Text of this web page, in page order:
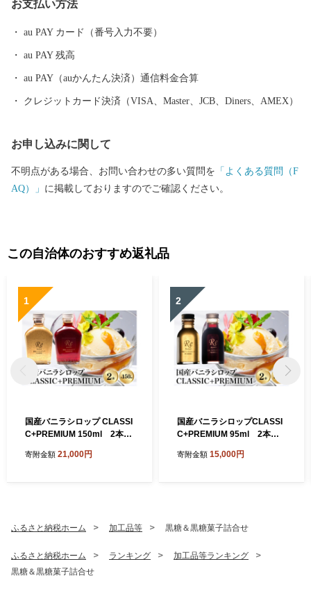
崎町や潮崎町など広大な埋め立て事業により工業団地、新興住宅
街が形成され、最近は大型ホテルの進出もあり、観光にも力を入
時間距離が15分～20分と短くなり、多くの企業誘致も見込まれて
います。また、農漁業も盛んですが、特に卸売市場を整備し、水
産物の国際的物流拠点を目指しています。 このように糸満市
に、今後の新しい糸満市にご注目ください。
お支払い方法
au PAY カード（番号入力不要）
au PAY 残高
au PAY（auかんたん決済）通信料金合算
クレジットカード決済（VISA、Master、JCB、Diners、AMEX）
お申し込みに関して
不明点がある場合、お問い合わせの多い質問を 「よくある質問（F
AQ）」 に掲載しておりますのでご確認ください。
この自治体のおすすめ返礼品
1
国産バニラシロップ CLASSI
C+PREMIUM 150ml 2本セ
寄附金額 21,000円
2
国産バニラシロップCLASSI
C+PREMIUM 95ml 2本セ
寄附金額 15,000円
ふるさと納税ホーム 加工品等 黒糖＆黒糖菓子詰合せ
ふるさと納税ホーム ランキング
加工品等ランキング
黒糖＆黒糖菓子詰合せ